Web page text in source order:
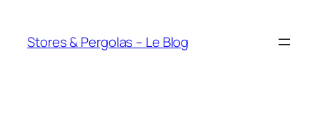
contenu
Stores & Pergolas – Le Blog